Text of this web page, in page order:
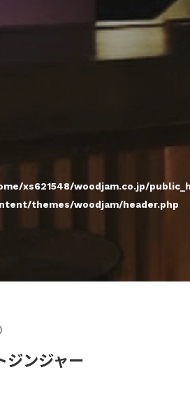
xs621548/woodjam.co.jp/
themes/woodjam/header.php
ジンジャー